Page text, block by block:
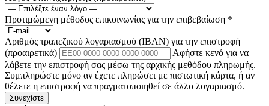
Προτιμώμενη μέθοδος επικοινωνίας για την επιβεβαίωση *
Αριθμός τραπεζικού λογαριασμού (IBAN) για την επιστροφή
(προαιρετικά)
Αφήστε κενό για να
λάβετε την επιστροφή σας μέσω της αρχικής μεθόδου πληρωμής.
Συμπληρώστε μόνο αν έχετε πληρώσει με πιστωτική κάρτα, ή αν
θέλετε η επιστροφή να πραγματοποιηθεί σε άλλο λογαριασμό.
Συνεχίστε